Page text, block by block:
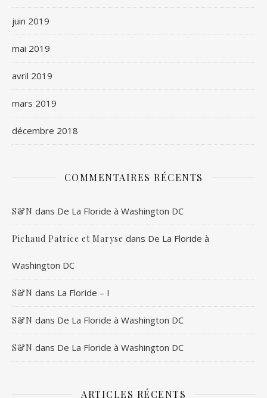
juin 2019
mai 2019
avril 2019
mars 2019
décembre 2018
COMMENTAIRES RÉCENTS
S&N dans De La Floride à Washington DC
Pichaud Patrice et Maryse dans De La Floride à
Washington DC
S&N dans La Floride – I
S&N dans De La Floride à Washington DC
S&N dans De La Floride à Washington DC
ARTICLES RÉCENTS